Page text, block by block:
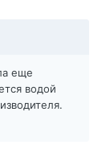
еще
водой